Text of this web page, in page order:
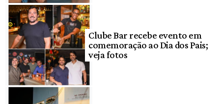
Clube Bar recebe evento em
comemoração ao Dia dos Pais;
veja fotos